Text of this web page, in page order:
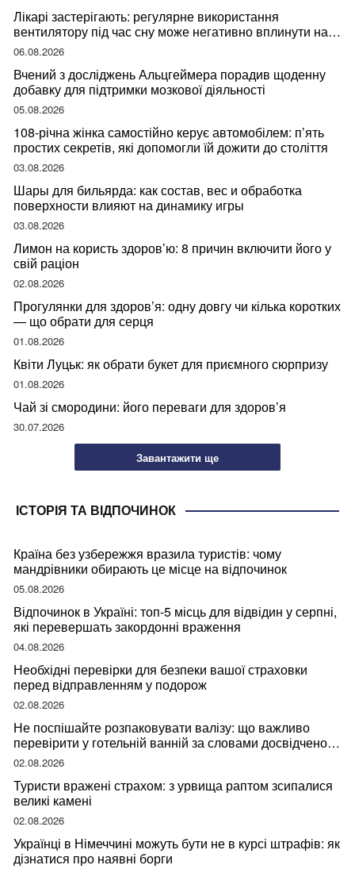
Лікарі застерігають: регулярне використання
вентилятору під час сну може негативно вплинути на
ваше здоров’я
06.08.2026
Вчений з досліджень Альцгеймера порадив щоденну
добавку для підтримки мозкової діяльності
05.08.2026
108-річна жінка самостійно керує автомобілем: п’ять
простих секретів, які допомогли їй дожити до століття
03.08.2026
Шары для бильярда: как состав, вес и обработка
поверхности влияют на динамику игры
03.08.2026
Лимон на користь здоров’ю: 8 причин включити його у
свій раціон
02.08.2026
Прогулянки для здоров’я: одну довгу чи кілька коротких
— що обрати для серця
01.08.2026
Квіти Луцьк: як обрати букет для приємного сюрпризу
01.08.2026
Чай зі смородини: його переваги для здоров’я
30.07.2026
Завантажити ще
ІСТОРІЯ ТА ВІДПОЧИНОК
Країна без узбережжя вразила туристів: чому
мандрівники обирають це місце на відпочинок
05.08.2026
Відпочинок в Україні: топ-5 місць для відвідин у серпні,
які перевершать закордонні враження
04.08.2026
Необхідні перевірки для безпеки вашої страховки
перед відправленням у подорож
02.08.2026
Не поспішайте розпаковувати валізу: що важливо
перевірити у готельній ванній за словами досвідченої
мандрівниці
02.08.2026
Туристи вражені страхом: з урвища раптом зсипалися
великі камені
02.08.2026
Українці в Німеччині можуть бути не в курсі штрафів: як
дізнатися про наявні борги